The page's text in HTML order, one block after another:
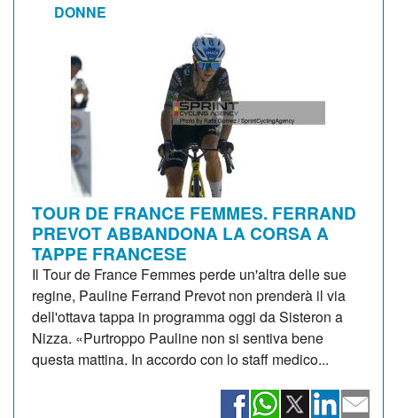
DONNE
TOUR DE FRANCE FEMMES. FERRAND
PREVOT ABBANDONA LA CORSA A
TAPPE FRANCESE
Il Tour de France Femmes perde un'altra delle sue
regine, Pauline Ferrand Prevot non prenderà il via
dell'ottava tappa in programma oggi da Sisteron a
Nizza. «Purtroppo Pauline non si sentiva bene
questa mattina. In accordo con lo staff medico...